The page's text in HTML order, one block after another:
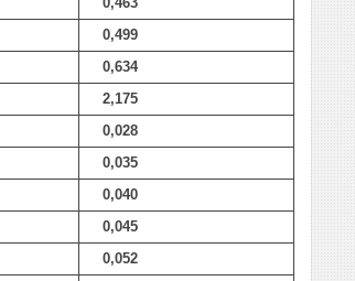
0,499
0,634
2,175
0,028
0,035
0,040
0,045
0,052